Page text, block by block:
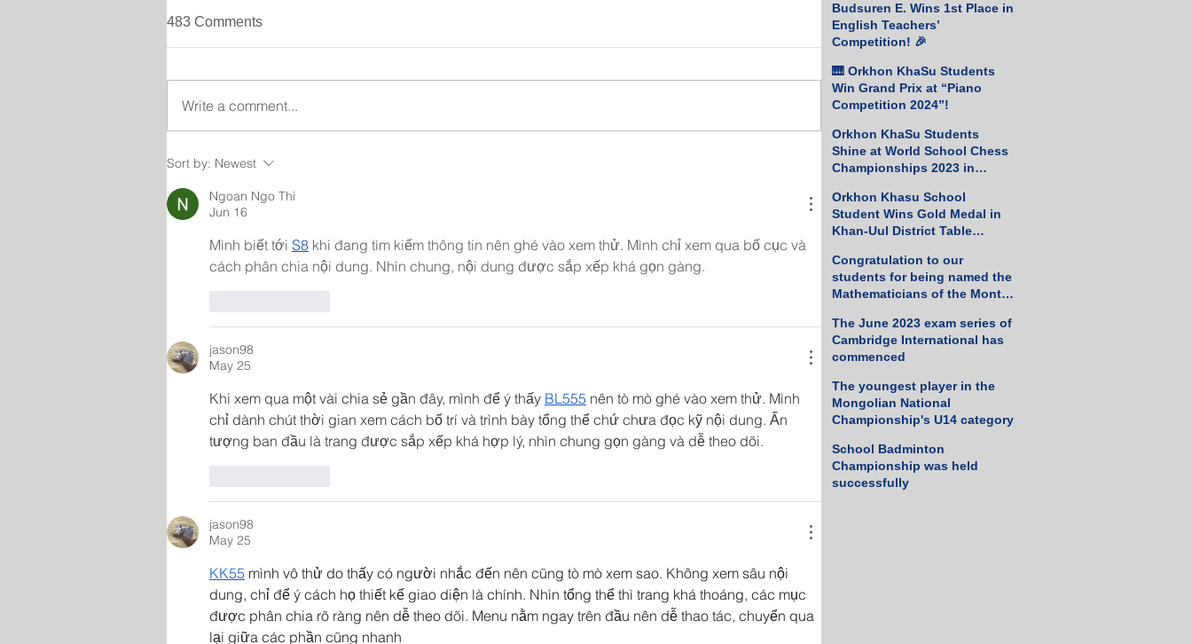
483 Comments
Write a comment...
Sort by: Newest
Ngoan Ngo Thi
Jun 16
Mình biết tới S8 khi đang tìm kiếm thông tin nên ghé vào xem thử. Mình chỉ xem qua bố cục và
cách phân chia nội dung. Nhìn chung, nội dung được sắp xếp khá gọn gàng.
jason98
May 25
Khi xem qua một vài chia sẻ gần đây, mình để ý thấy BL555 nên tò mò ghé vào xem thử. Mình
chỉ dành chút thời gian xem cách bố trí và trình bày tổng thể chứ chưa đọc kỹ nội dung. Ấn
tượng ban đầu là trang được sắp xếp khá hợp lý, nhìn chung gọn gàng và dễ theo dõi.
jason98
May 25
KK55 mình vô thử do thấy có người nhắc đến nên cũng tò mò xem sao. Không xem sâu nội
dung, chỉ để ý cách họ thiết kế giao diện là chính. Nhìn tổng thể thì trang khá thoáng, các mục
được phân chia rõ ràng nên dễ theo dõi. Menu nằm ngay trên đầu nên dễ thao tác, chuyển qua
lại giữa các phần cũng nhanh
Budsuren E. Wins 1st Place in
English Teachers’
Competition! 🎉
🎹 Orkhon KhaSu Students
Win Grand Prix at “Piano
Competition 2024”!
Orkhon KhaSu Students
Shine at World School Chess
Championships 2023 in
Orkhon Khasu School
Student Wins Gold Medal in
Khan-Uul District Table
Congratulation to our
students for being named the
Mathematicians of the Month
The June 2023 exam series of
Cambridge International has
commenced
The youngest player in the
Mongolian National
Championship's U14 category
School Badminton
Championship was held
successfully